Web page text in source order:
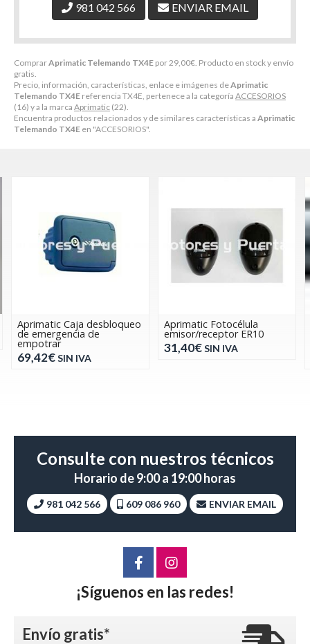
ComprarAprimatic Telemando TX4E por29,00€. Producto en stock y envío
gratis.
Precio, información, características, enlace e imágenes deAprimatic
Telemando TX4E referencia TX4E, pertenece a la categoría ACCESORIOS
(16) y a la marca Aprimatic (22).
Encuentra productos relacionados y de similares características a Aprimatic
Telemando TX4E en "ACCESORIOS".
981 042 566 ENVIAR EMAIL
Aprimatic Caja desbloqueo
de emergencia de
empotrar
69,42€SIN IVA
Aprimatic Fotocélula
emisor/receptor ER10
31,40€SIN IVA
Consulte con nuestros técnicos
Horario de 9:00 a 19:00 horas
981 042 566 609 086 960 ENVIAR EMAIL
¡Síguenos en las redes!
Envío gratis*